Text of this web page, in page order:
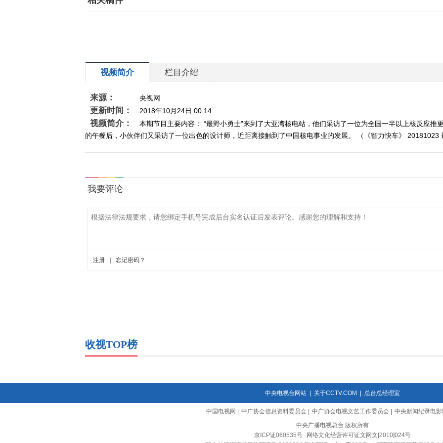
视频简介 栏目介绍
来源： 央视网
更新时间： 2018年10月24日 00:14
视频简介：
本期节目主要内容： “最野小勇士”来到了大亚湾核电站，他们采访了一位为全国一半以上核反应推
的午餐后，小伙伴们又采访了一位出色的设计师，近距离接触到了中国核电事业的发展。 （《智力快车》 20181023
收视TOP榜
中央电视台网站| 关于CCTV.COM 总台总经理室
中国电视网 中广协会信息资料委员会 中广协会电视文艺工作委员会
中央新闻纪录电
中央广播电视总台 版权所有
京ICP证060535号
网络文化经营许可证文网文[2010]024号